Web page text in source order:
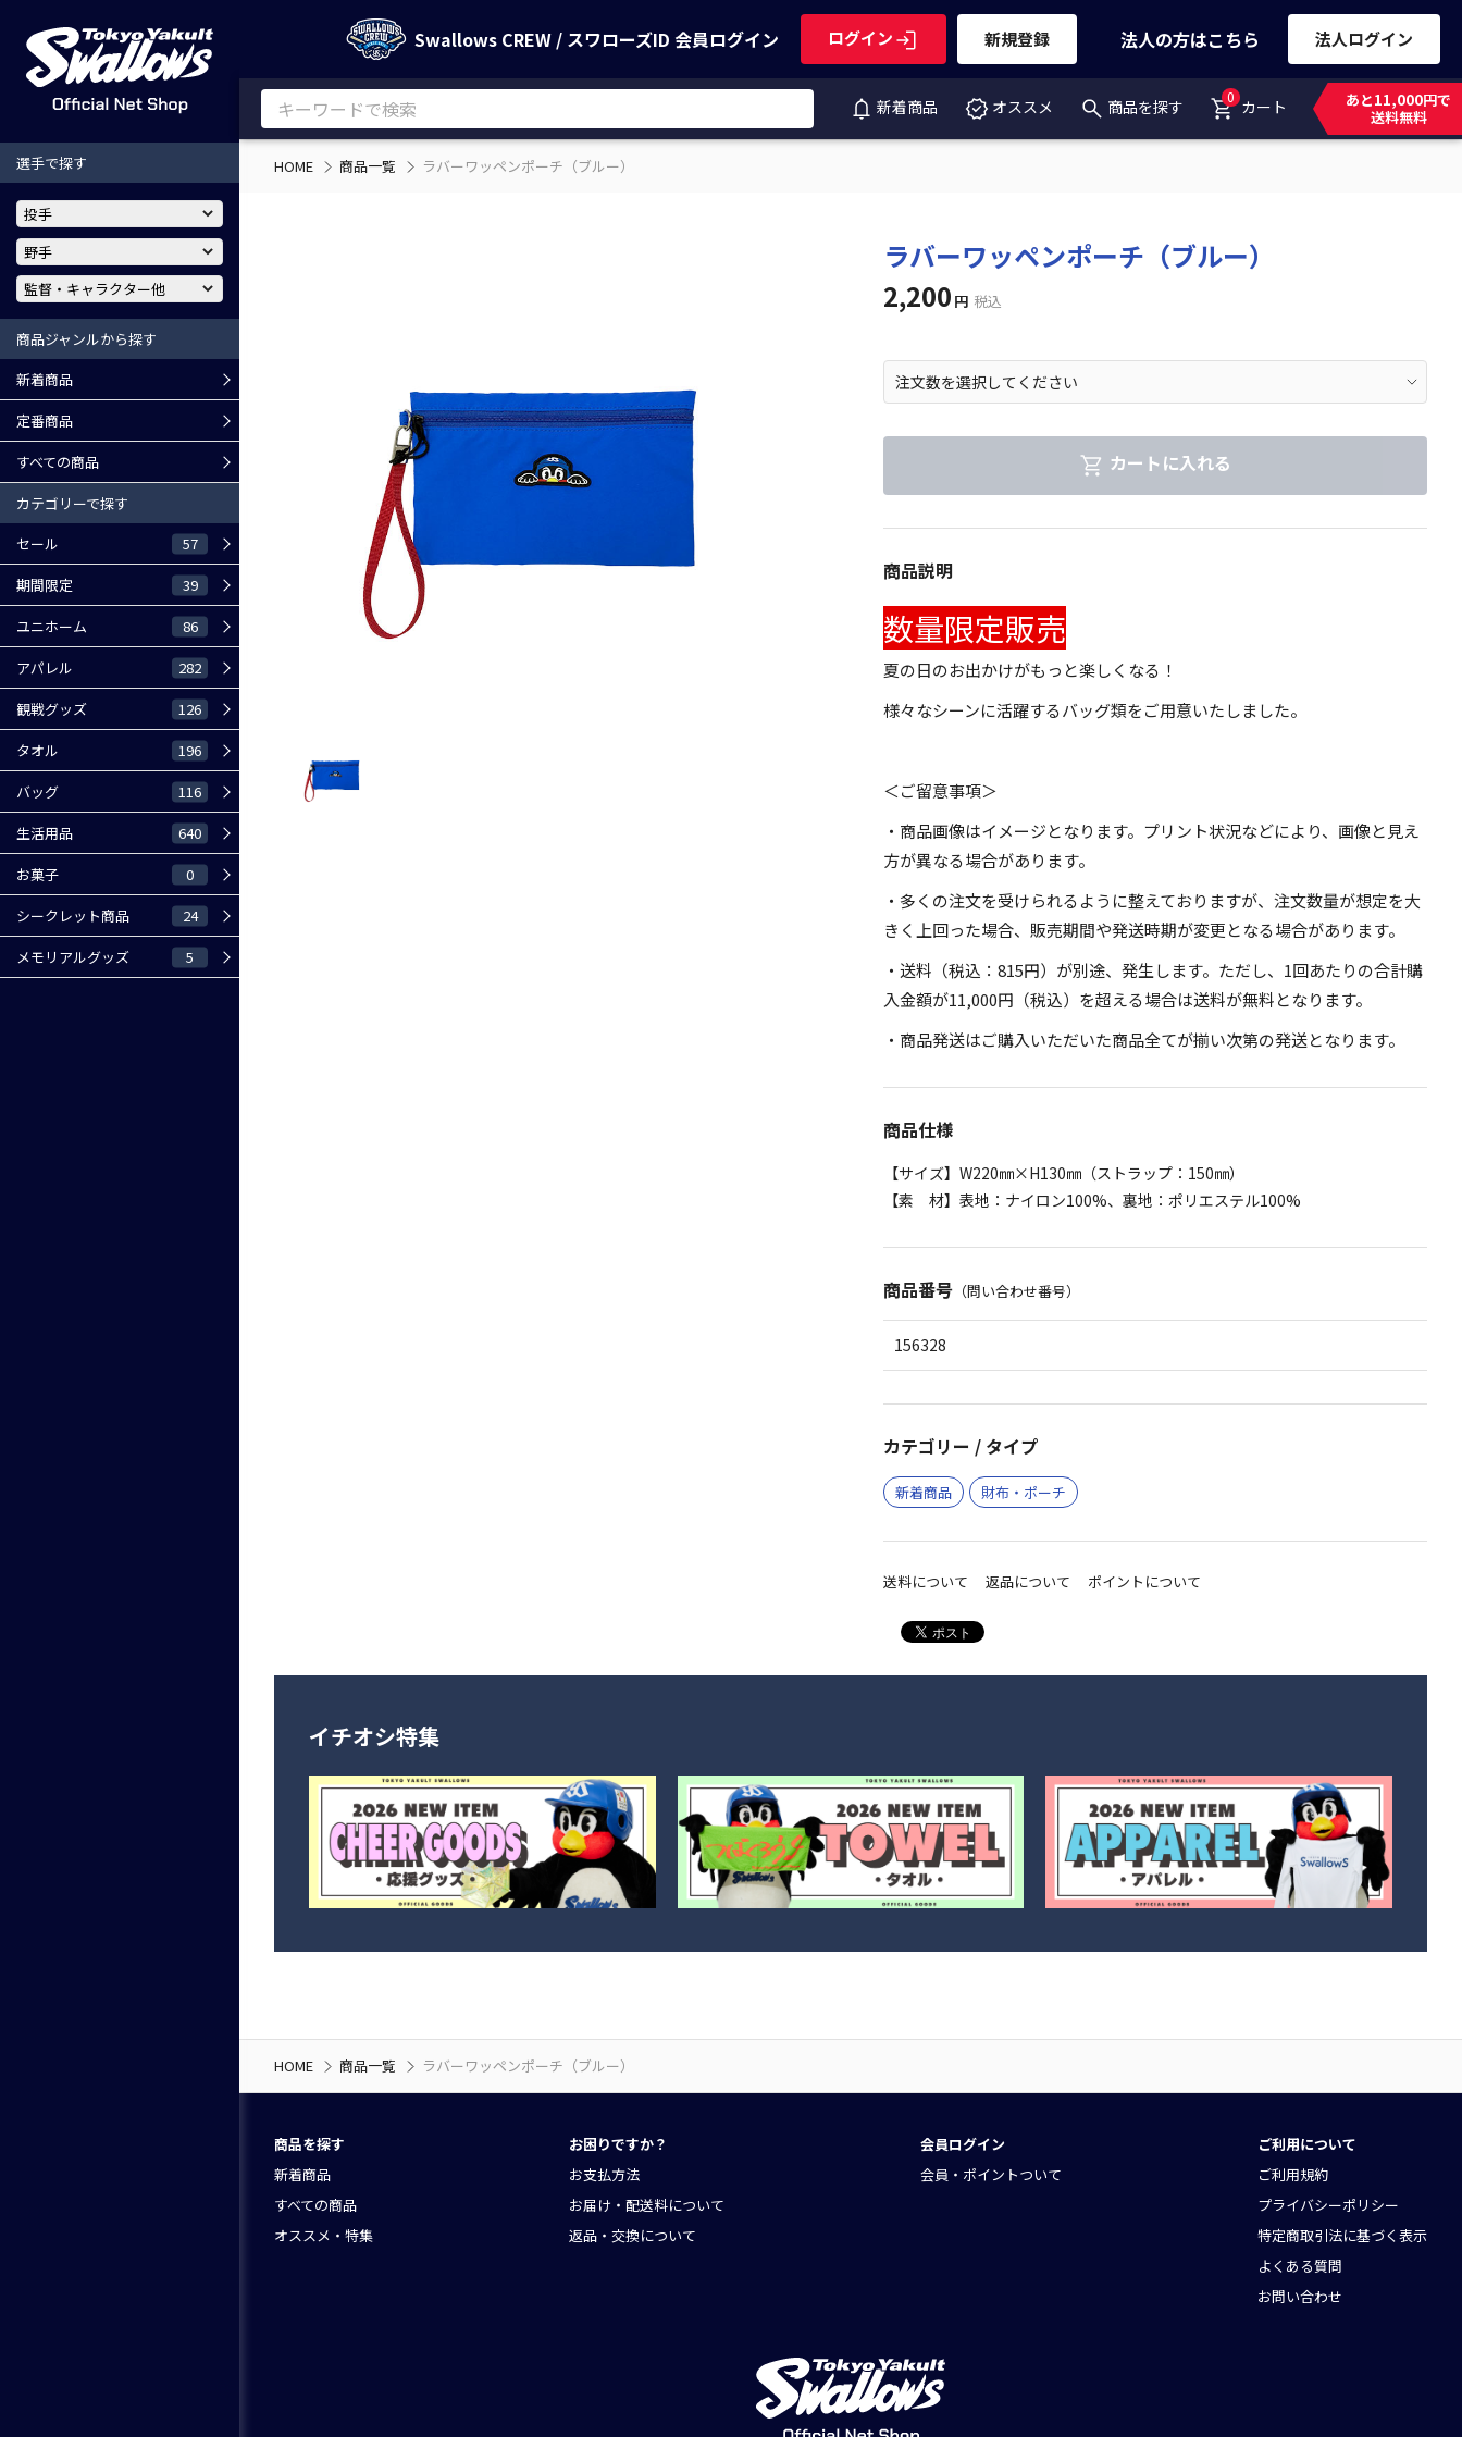
Swallows CREW / スワローズID 会員ログイン ログイン 新規登録 法人の方はこちら 法人ログイン
新着商品 オススメ 商品を探す 0 カート
あと11,000円で
送料無料
選手で探す
商品ジャンルから探す
新着商品
定番商品
すべての商品
カテゴリーで探す
セール
57
期間限定 39
ユニホーム 86
アパレル 282
観戦グッズ 126
タオル 196
バッグ 116
生活用品 640
お菓子 0
シークレット商品 24
メモリアルグッズ 5
HOME 商品一覧 ラバーワッペンポーチ（ブルー）
ラバーワッペンポーチ（ブルー）
2,200 円 税込
カートに入れる
商品説明
数量限定販売
夏の日のお出かけがもっと楽しくなる！
様々なシーンに活躍するバッグ類をご用意いたしました。
＜ご留意事項＞
・商品画像はイメージとなります。プリント状況などにより、画像と見え
方が異なる場合があります。
・多くの注文を受けられるように整えておりますが、注文数量が想定を大
きく上回った場合、販売期間や発送時期が変更となる場合があります。
・送料（税込：815円）が別途、発生します。ただし、1回あたりの合計購
入金額が11,000円（税込）を超える場合は送料が無料となります。
・商品発送はご購入いただいた商品全てが揃い次第の発送となります。
商品仕様
【サイズ】W220㎜×H130㎜（ストラップ：150㎜）
【素 材】表地：ナイロン100%、裏地：ポリエステル100%
商品番号 （問い合わせ番号）
156328
カテゴリー / タイプ
新着商品 財布・ポーチ
送料について 返品について ポイントについて
イチオシ特集
HOME 商品一覧 ラバーワッペンポーチ（ブルー）
商品を探す
新着商品
すべての商品
オススメ・特集
お困りですか？
お支払方法
お届け・配送料について
返品・交換について
会員ログイン
会員・ポイントついて
ご利用について
ご利用規約
プライバシーポリシー
特定商取引法に基づく表示
よくある質問
お問い合わせ